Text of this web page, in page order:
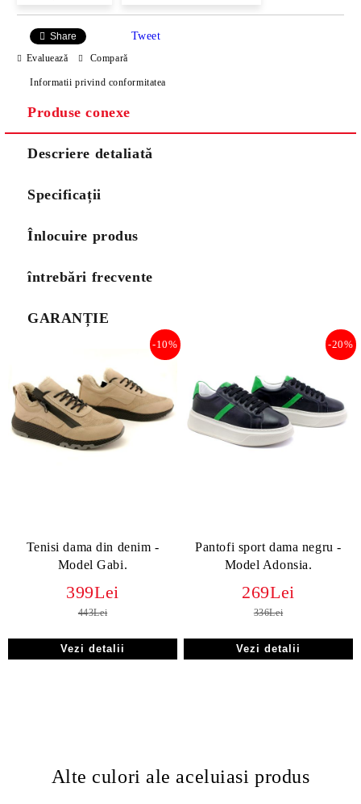
Share Tweet
Evaluează Compară
Informatii privind conformitatea
Produse conexe
Descriere detaliată
Specificații
Înlocuire produs
întrebări frecvente
GARANȚIE
Tenisi dama din denim -
Model Gabi.
-10%
399Lei
443Lei
Vezi detalii
Pantofi sport dama negru -
Model Adonsia.
-20%
269Lei
336Lei
Vezi detalii
Alte culori ale aceluiasi produs